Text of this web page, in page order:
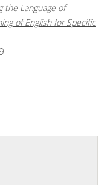
the Language of
of English for Specific